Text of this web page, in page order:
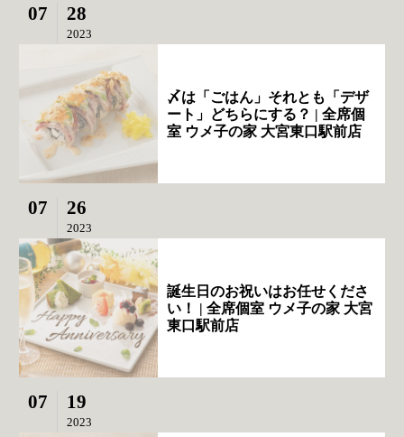
07 28
2023
〆は「ごはん」それとも「デザ
ート」どちらにする？ | 全席個
室 ウメ子の家 大宮東口駅前店
07 26
2023
誕生日のお祝いはお任せくださ
い！ | 全席個室 ウメ子の家 大宮
東口駅前店
07 19
2023